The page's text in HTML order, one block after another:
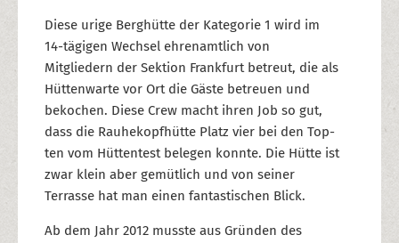
Diese urige Berghütte der Kategorie 1 wird im
14-tägigen Wechsel ehrenamtlich von
Mitgliedern der Sektion Frankfurt betreut, die als
Hüttenwarte vor Ort die Gäste betreuen und
bekochen. Diese Crew macht ihren Job so gut,
dass die Rauhekopfhütte Platz vier bei den Top-
ten vom Hüttentest belegen konnte. Die Hütte ist
zwar klein aber gemütlich und von seiner
Terrasse hat man einen fantastischen Blick.
Ab dem Jahr 2012 musste aus Gründen des